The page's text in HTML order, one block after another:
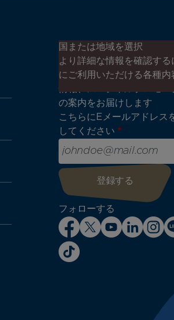
エア タヒチ ヌイのニュー
ーに登録する
エア タヒチ ヌイやタヒチ
の案内をお届けします
こちらにEメールアドレス
してください
フォローする
国または地域を選択
より詳細な情報を確認す
にご利用いただける各種